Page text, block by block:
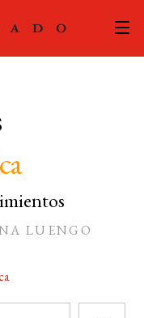
LUENGO